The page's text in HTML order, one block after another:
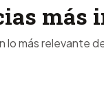
más
lo más relevante